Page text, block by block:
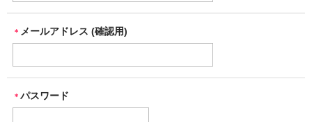
＊ メールアドレス (確認用)
＊ パスワード